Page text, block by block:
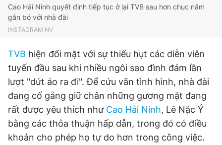
Hotline
0906 645 777
Liên hệ quảng cáo
0908 780 404
Đặt báo Quảng cáo RSS Tòa soạn Chính sách bảo
Tổng biên tập: Nguyễn Ngọc Toàn
Phó tổng biên tập thường trực: Hải Thành
Phó tổng biên tập: Lâm Hiếu Dũng
Cao Hải Ninh quyết định tiếp tục ở lại TVB sau hơn chục năm
gắn bó với nhà đài
INSTAGRAM NV
TVB hiện đối mặt với sự thiếu hụt các diễn viên
tuyến đầu sau khi nhiều ngôi sao đình đám lần
lượt "dứt áo ra đi". Để cứu vãn tình hình, nhà đài
đang cố gắng giữ chân những gương mặt đang
rất được yêu thích như Cao Hải Ninh, Lê Nặc Ý
bằng các thỏa thuận hấp dẫn, trong đó có điều
khoản cho phép họ tự do hơn trong công việc.